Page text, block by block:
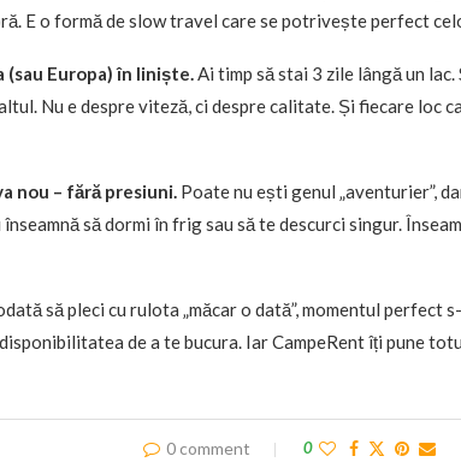
E o formă de slow travel care se potrivește perfect
(sau Europa) în liniște.Ai timp să stai 3 zile lângă un
Nu e despre viteză, ci despre calitate. Și fiecare loc
nou – fără presiuni. Poate nu ești genul „aventurier”,
să dormi în frig sau să te descurci singur.
să pleci cu rulota „măcar o dată”, momentul perfect
de a te bucura. Iar CampeRent îți pune
0 comment 0